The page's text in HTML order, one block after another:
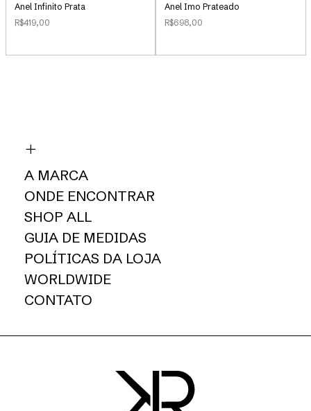
Anel Infinito Prata
R$419,00
Anel Imo Prateado
R$698,00
A MARCA
ONDE ENCONTRAR
SHOP ALL
GUIA DE MEDIDAS
POLÍTICAS DA LOJA
WORLDWIDE
CONTATO